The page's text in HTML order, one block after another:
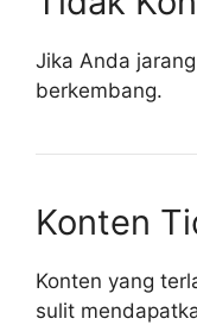
Jika Anda
berkembang.
Konten
Konten yang
sulit